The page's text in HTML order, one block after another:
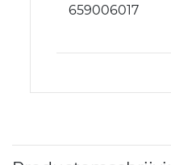
659006017